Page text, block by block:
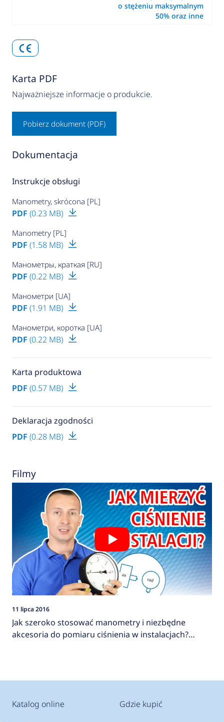
o stężeniu maksymalnym
50% oraz inne
Karta PDF
Najważniejsze informacje o produkcie.
Pobierz dokument (PDF)
Dokumentacja
Instrukcje obsługi
Manometry, skrócona [PL]
PDF (0.23 MB)
Manometry [PL]
PDF (1.58 MB)
Манометры, краткая [RU]
PDF (0.22 MB)
Манометри [UA]
PDF (1.91 MB)
Манометри, коротка [UA]
PDF (0.22 MB)
Karta produktowa
PDF (0.57 MB)
Deklaracja zgodności
PDF (0.28 MB)
Filmy
11 lipca 2016
Jak szeroko stosować manometry i niezbędne
akcesoria do pomiaru ciśnienia w instalacjach?
Katalog online Gdzie kupić